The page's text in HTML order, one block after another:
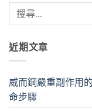
近期文章
威而鋼嚴重副作用
命步驟